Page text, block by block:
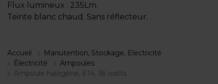
Flux lumineux : 235Lm.
Teinte blanc chaud. Sans réflecteur.
Accueil
Manutention, Stockage, Electricité
Électricité
Ampoules
Ampoule halogène, E14, 18 watts